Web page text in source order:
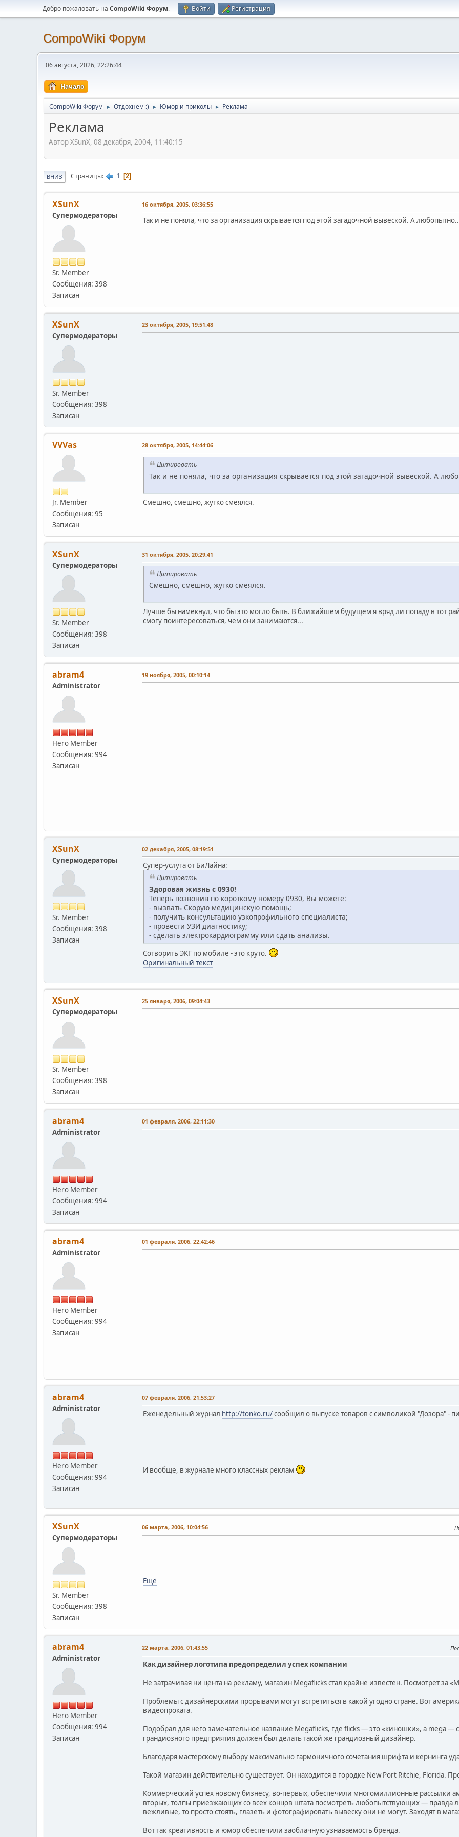
Добро пожаловать на CompoWiki Форум. Войти Регистрация
CompoWiki Форум
06 августа, 2026, 22:26:44
Начало
CompoWiki Форум ► Отдохнем :) ► Юмор и приколы ► Реклама
Реклама
Автор XSunX, 08 декабря, 2004, 11:40:15
ВНИЗ Страницы 1 2
XSunX
Супермодераторы
Sr. Member
Сообщения: 398
Записан
16 октября, 2005, 03:36:55
Так и не поняла, что за организация скрывается под этой загадочной вывеской. А
XSunX
Супермодераторы
Sr. Member
Сообщения: 398
Записан
23 октября, 2005, 19:51:48
VVVas
Jr. Member
Сообщения: 95
Записан
28 октября, 2005, 14:44:06
Цитировать
Так и не поняла, что за организация скрывается под этой загадочной вывеской. А
Смешно, смешно, жутко смеялся.
XSunX
Супермодераторы
Sr. Member
Сообщения: 398
Записан
31 октября, 2005, 20:29:41
Цитировать
Смешно, смешно, жутко смеялся.
Лучше бы намекнул, что бы это могло быть. В ближайшем будущем я вряд ли попаду в тот
смогу поинтересоваться, чем они занимаются...
abram4
Administrator
Hero Member
Сообщения: 994
Записан
19 ноября, 2005, 00:10:14
XSunX
Супермодераторы
Sr. Member
Сообщения: 398
Записан
02 декабря, 2005, 08:19:51
Супер-услуга от БиЛайна:
Цитировать
Здоровая жизнь с 0930!
Теперь позвонив по короткому номеру 0930, Вы можете:
- вызвать Скорую медицинскую помощь;
- получить консультацию узкопрофильного специалиста;
- провести УЗИ диагностику;
- сделать электрокардиограмму или сдать анализы.
Сотворить ЭКГ по мобиле - это круто.
Оригинальный текст
XSunX
Супермодераторы
Sr. Member
Сообщения: 398
Записан
25 января, 2006, 09:04:43
abram4
Administrator
Hero Member
Сообщения: 994
Записан
01 февраля, 2006, 22:11:30
abram4
Administrator
Hero Member
Сообщения: 994
Записан
01 февраля, 2006, 22:42:46
abram4
Administrator
Hero Member
Сообщения: 994
Записан
07 февраля, 2006, 21:53:27
Еженедельный журнал http://tonko.ru/сообщил о выпуске товаров с символикой "Дозора" -
И вообще, в журнале много классных реклам
XSunX
Супермодераторы
Sr. Member
Сообщения: 398
Записан
06 марта, 2006, 10:04:56
Ещё
abram4
Administrator
Hero Member
Сообщения: 994
Записан
22 марта, 2006, 01:43:55
Как дизайнер логотипа предопределил успех компании
Не затрачивая ни цента на рекламу, магазин Megaflicks стал крайне известен. Посмотрет за
Проблемы с дизайнерскими прорывами могут встретиться в какой угодно стране. Вот
видеопроката.
Подобрал для него замечательное название Megaflicks, где flicks — это «киношки», а mega —
грандиозного предприятия должен был делать такой же грандиозный дизайнер.
Благодаря мастерскому выбору максимально гармоничного сочетания шрифта и кернинга
Такой магазин действительно существует. Он находится в городке New Port Ritchie, Florida.
Коммерческий успех новому бизнесу, во-первых, обеспечили многомиллионные рассылки
вторых, толпы приезжающих со всех концов штата посмотреть любопытствующих — правда
вежливые, то просто стоять, глазеть и фотографировать вывеску они не могут. Заходят в
Вот так креативность и юмор обеспечили заоблачную узнаваемость бренда.